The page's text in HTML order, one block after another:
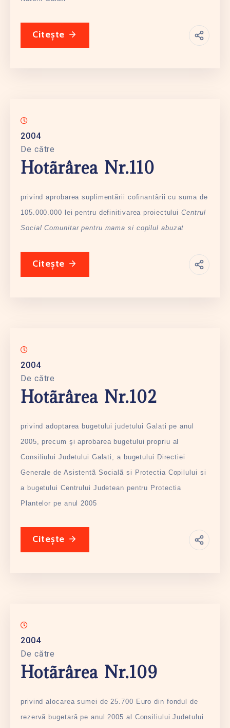
Citește
2004
De către
Hotãrârea Nr.110
privind aprobarea suplimentãrii cofinantãrii cu suma de
105.000.000 lei pentru definitivarea proiectuluiCentrul
Social Comunitar pentru mama si copilul abuzat
Citește
2004
De către
Hotãrârea Nr.102
privind adoptarea bugetului judetului Galati pe anul
2005, precum şi aprobarea bugetului propriu al
Consiliului Judetului Galati, a bugetului Directiei
Generale de Asistentã Socialã si Protectia Copilului si
a bugetului Centrului Judetean pentru Protectia
Plantelor pe anul 2005
Citește
2004
De către
Hotãrârea Nr.109
privind alocarea sumei de 25.700 Euro din fondul de
rezervã bugetarã pe anul 2005 al Consiliului Judetului